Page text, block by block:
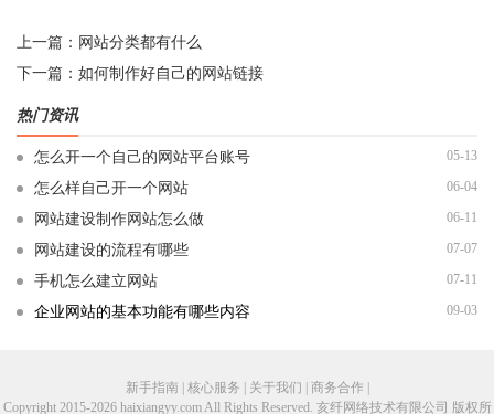
上一篇： 网站分类都有什么
下一篇： 如何制作好自己的网站链接
热门资讯
怎么开一个自己的网站平台账号 05-13
怎么样自己开一个网站 06-04
网站建设制作网站怎么做 06-11
网站建设的流程有哪些 07-07
手机怎么建立网站 07-11
企业网站的基本功能有哪些内容 09-03
新手指南 | 核心服务 | 关于我们 | 商务合作 |
Copyright 2015-2026 haixiangyy.com All Rights Reserved. 亥纤网络技术有限公司 版权所